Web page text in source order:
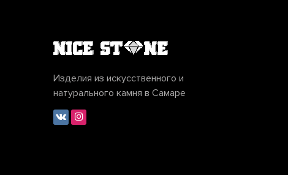
Изделия из искусственного и
натурального камня в Самаре